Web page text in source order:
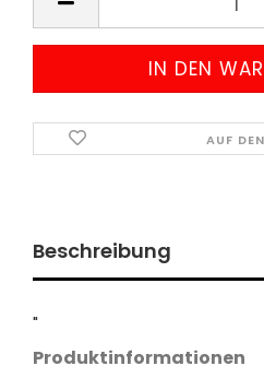
AUF
Beschreibung
"
Produktinformationen